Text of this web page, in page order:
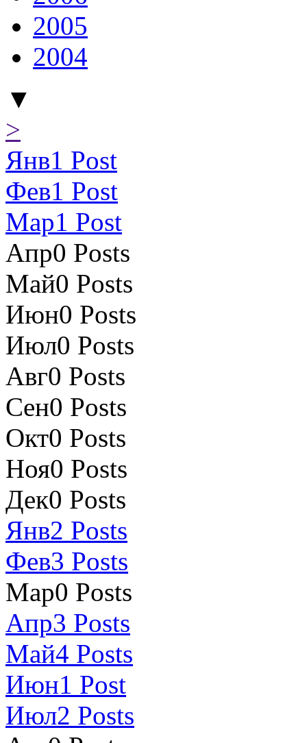
2005
2004
▼
>
Янв1 Post
Фев1 Post
Мар1 Post
Апр0 Posts
Май0 Posts
Июн0 Posts
Июл0 Posts
Авг0 Posts
Сен0 Posts
Окт0 Posts
Ноя0 Posts
Дек0 Posts
Янв2 Posts
Фев3 Posts
Мар0 Posts
Апр3 Posts
Май4 Posts
Июн1 Post
Июл2 Posts